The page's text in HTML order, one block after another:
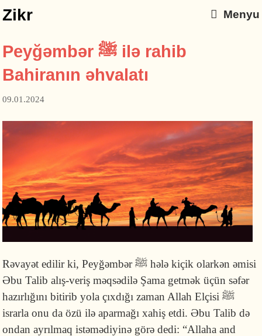
Zikr Menyu
Peyğəmbər ﷺ ilə rahib
Bahiranın əhvalatı
09.01.2024
Rəvayət edilir ki, Peyğəmbər ﷺ hələ kiçik olarkən əmisi
Əbu Talib alış-veriş məqsədilə Şama getmək üçün səfər
hazırlığını bitirib yola çıxdığı zaman Allah Elçisi ﷺ
israrla onu da özü ilə aparmağı xahiş etdi. Əbu Talib də
ondan ayrılmaq istəmədiyinə görə dedi: “Allaha and